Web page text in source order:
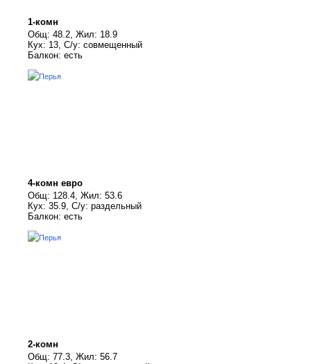
1-комн
Общ: 48.2, Жил: 18.9
Кух: 13, С/у: совмещенный
Балкон: есть
4-комн евро
Общ: 128.4, Жил: 53.6
Кух: 35.9, С/у: раздельный
Балкон: есть
2-комн
Общ: 77.3, Жил: 56.7